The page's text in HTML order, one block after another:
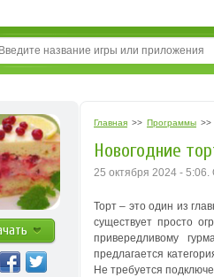
Главная >> Программы >>
Новогодние
25 октября 2024 -
Торт – это один из
существует просто
привередливому
предлагается
Не требуется